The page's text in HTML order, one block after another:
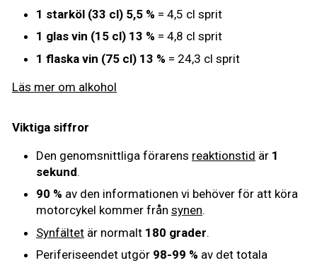
1 starköl (33 cl) 5,5 % = 4,5 cl sprit
1 glas vin (15 cl) 13 % = 4,8 cl sprit
1 flaska vin (75 cl) 13 % = 24,3 cl sprit
Läs mer om alkohol
Viktiga siffror
Den genomsnittliga förarens reaktionstid är 1
sekund.
90 % av den informationen vi behöver för att köra
motorcykel kommer från synen.
Synfältet är normalt 180 grader.
Periferiseendet utgör 98-99 % av det totala